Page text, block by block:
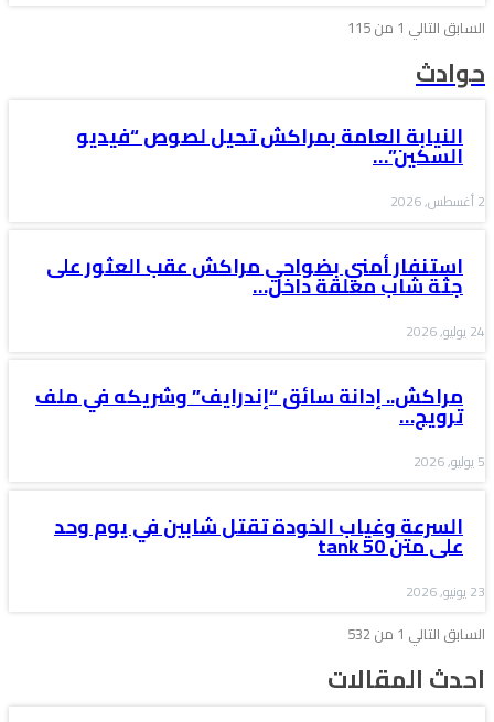
السابق التالي 1 من 115
حوادث
النيابة العامة بمراكش تحيل لصوص “فيديو
السكين”…
2 أغسطس, 2026
استنفار أمني بضواحي مراكش عقب العثور على
جثة شاب معلقة داخل…
24 يوليو, 2026
مراكش.. إدانة سائق “إندرايف” وشريكه في ملف
ترويج…
5 يوليو, 2026
السرعة وغياب الخودة تقتل شابين في يوم وحد
على متن tank 50
23 يونيو, 2026
السابق التالي 1 من 532
احدث المقالات